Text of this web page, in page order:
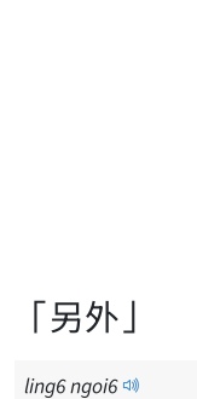
「另外」
ling6ngoi6